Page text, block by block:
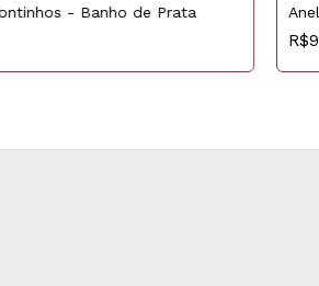
- Banho de Prata